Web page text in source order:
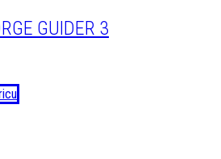
GUIDER 3